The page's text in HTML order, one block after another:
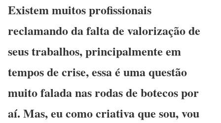
Existem muitos profissionais
reclamando da falta de valorização de
seus trabalhos, principalmente em
tempos de crise, essa é uma questão
muito falada nas rodas de botecos por
aí. Mas, eu como criativa que sou, vou